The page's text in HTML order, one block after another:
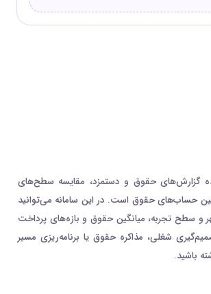
گزارش‌های حقوق و دستمزد، مقایسه سطح‌های
حساب‌های حقوق است. در این سامانه می‌توانید
و سطح تجربه، میانگین حقوق و بازه‌های پرداخت
شغلی، مذاکره حقوق یا برنامه‌ریزی مسیر
باشید.